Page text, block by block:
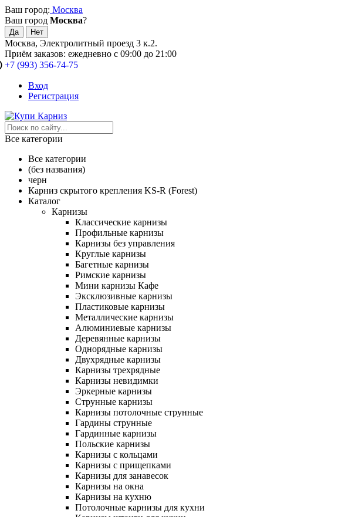
Ваш город: Москва
Ваш город Москва?
Москва, Электролитный проезд 3 к.2.
Приём заказов: ежедневно с 09:00 до 21:00
+7 (993) 356-74-75
Вход
Регистрация
Все категории
Все категории
(без названия)
черн
Карниз скрытого крепления KS-R (Forest)
Каталог
Карнизы
Классические карнизы
Профильные карнизы
Карнизы без управления
Круглые карнизы
Багетные карнизы
Римские карнизы
Мини карнизы Кафе
Эксклюзивные карнизы
Пластиковые карнизы
Металлические карнизы
Алюминиевые карнизы
Деревянные карнизы
Однорядные карнизы
Двухрядные карнизы
Карнизы трехрядные
Карнизы невидимки
Эркерные карнизы
Струнные карнизы
Карнизы потолочные струнные
Гардины струнные
Гардинные карнизы
Польские карнизы
Карнизы с кольцами
Карнизы с прищепками
Карнизы для занавесок
Карнизы на окна
Карнизы на кухню
Потолочные карнизы для кухни